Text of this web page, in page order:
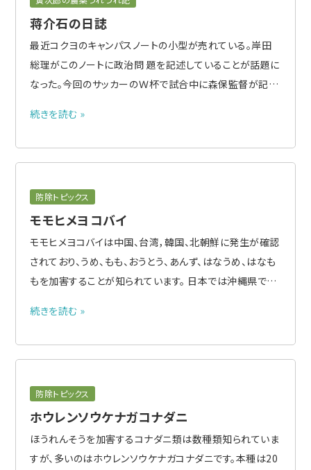
蒋介石の日誌
最近コクヨのキャンパスノートの小型が売れている。岸田
総理がこのノートに政治問 題を記述していることが話題に
なった。今回のサッカーのＷ杯で試合中に森保監督が記録
以前、政治評論家の竹村健一が黒い手帳を振りかざして
い出す。岸..
続きを読む »
防除トピックス
モモヒメヨコバイ
モモヒメヨコバイは中国、台湾，韓国、北朝鮮に発生が確認
されており、うめ、もも、おうとう、あんず、はなうめ、はなも
もを加害することが知られています。 日本では沖縄県での
された以、降現在まで、栃木県、群馬県、埼玉県、東京都、神
県、..
続きを読む »
防除トピックス
ホウレンソウケナガコナダニ
ほうれんそうを加害するコナダニ類は数種類知られていま
すが、多いのはホウレンソウケナガコナダニです。本種は20